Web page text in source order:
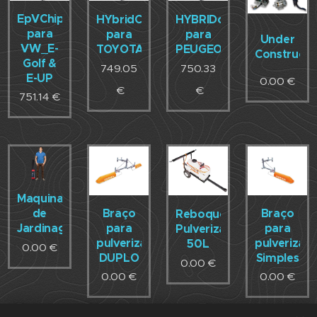
EpVChip
para
VW_E-
Golf &
E-UP
751.14 €
HYbridChip
para
TOYOTA
749.05
€
HYBRIDchip
para
PEUGEOT
750.33
€
Under
0.00 €
Maquinas
de
Jardinagem
0.00 €
Braço
para
pulverização
DUPLO
0.00 €
Reboque
Pulverizador
50L
0.00 €
Braço
para
Simples
0.00 €